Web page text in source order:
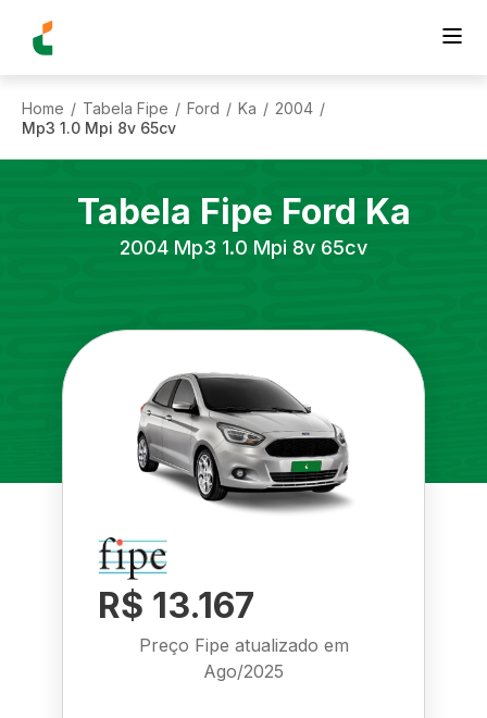
Home / Tabela Fipe / Ford / Ka / 2004 /
Mp3 1.0 Mpi 8v 65cv
Tabela Fipe Ford Ka
2004 Mp3 1.0 Mpi 8v 65cv
R$ 13.167
Preço Fipe atualizado em
Ago/2025